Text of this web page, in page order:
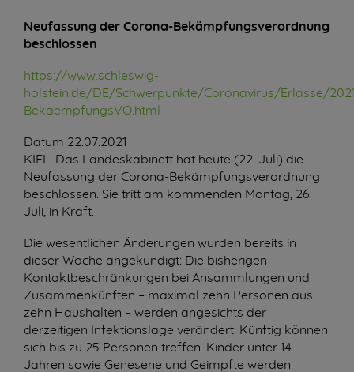
Neufassung der Corona-Bekämpfungsverordnung
beschlossen
https://www.schleswig-
holstein.de/DE/Schwerpunkte/Coronavirus/Erlasse/
BekaempfungsVO.html
Datum 22.07.2021
KIEL. Das Landeskabinett hat heute (22. Juli) die
Neufassung der Corona-Bekämpfungsverordnung
beschlossen. Sie tritt am kommenden Montag, 26.
Juli, in Kraft.
Die wesentlichen Änderungen wurden bereits in
dieser Woche angekündigt: Die bisherigen
Kontaktbeschränkungen bei Ansammlungen und
Zusammenkünften – maximal zehn Personen aus
zehn Haushalten – werden angesichts der
derzeitigen Infektionslage verändert: Künftig können
sich bis zu 25 Personen treffen. Kinder unter 14
Jahren sowie Genesene und Geimpfte werden